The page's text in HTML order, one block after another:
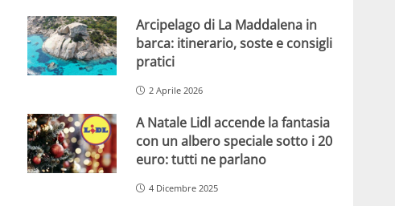
Arcipelago di La Maddalena in
barca: itinerario, soste e consigli
pratici
2 Aprile 2026
A Natale Lidl accende la fantasia
con un albero speciale sotto i 20
euro: tutti ne parlano
4 Dicembre 2025